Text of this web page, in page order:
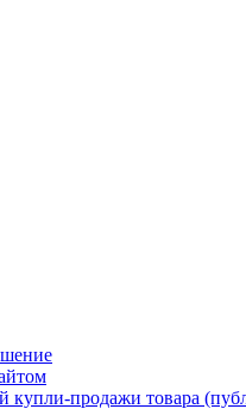
купли-продажи товара